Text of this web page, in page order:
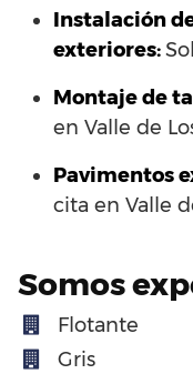
Instalación
exteriores:
Montaje de
en Valle de
Pavimentos
cita en Valle
Somos
Flotante
Gris